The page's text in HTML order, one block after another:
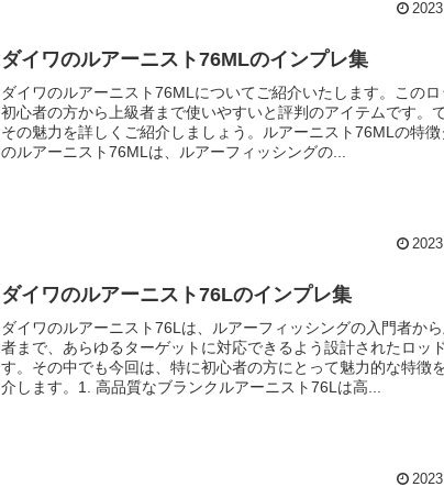
ダイワのルアーニスト76MLのインプレ集
ダイワのルアーニスト76MLについてご紹介いたします。このロ
初心者の方から上級者まで使いやすいと評判のアイテムです。で
その魅力を詳しくご紹介しましょう。ルアーニスト76MLの特徴
のルアーニスト76MLは、ルアーフィッシングの...
ダイワのルアーニスト76Lのインプレ集
ダイワのルアーニスト76Lは、ルアーフィッシングの入門者か
者まで、あらゆるターゲットに対応できるよう設計されたロッ
す。その中でも今回は、特に初心者の方にとって魅力的な特徴
介します。1. 高品質なブランクルアーニスト76Lは高...